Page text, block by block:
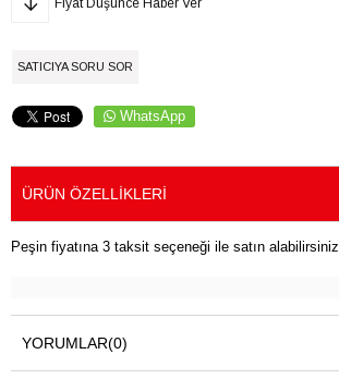
SATICIYA SORU SOR
WhatsApp
ÜRÜN ÖZELLIKLERI
Peşin fiyatına 3 taksit seçeneği ile satın alabilirsiniz.
YORUMLAR(0)